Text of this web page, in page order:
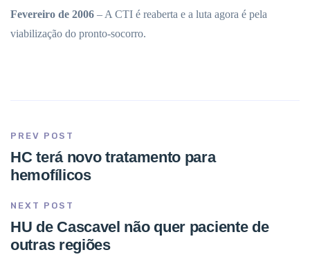
Fevereiro de 2006 – A CTI é reaberta e a luta agora é pela
viabilização do pronto-socorro.
PREV POST
HC terá novo tratamento para
hemofílicos
NEXT POST
HU de Cascavel não quer paciente de
outras regiões